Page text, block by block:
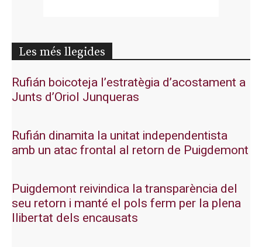
Les més llegides
Rufián boicoteja l’estratègia d’acostament a
Junts d’Oriol Junqueras
Rufián dinamita la unitat independentista
amb un atac frontal al retorn de Puigdemont
Puigdemont reivindica la transparència del
seu retorn i manté el pols ferm per la plena
llibertat dels encausats